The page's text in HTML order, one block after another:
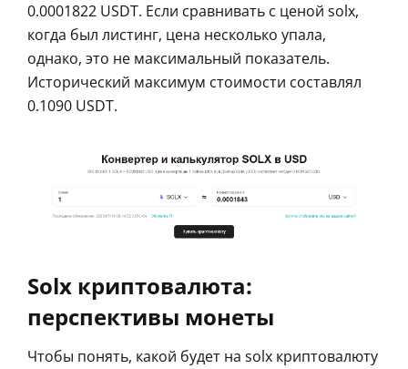
0.0001822 USDT. Если сравнивать с ценой solx,
когда был листинг, цена несколько упала,
однако, это не максимальный показатель.
Исторический максимум стоимости составлял
0.1090 USDT.
Solx криптовалюта:
перспективы монеты
Чтобы понять, какой будет на solx криптовалюту